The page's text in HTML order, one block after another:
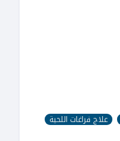
علاج فراغات اللحية